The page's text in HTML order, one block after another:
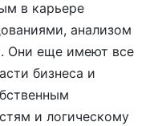
в карьере
анализом
Они еще имеют все
бизнеса и
и логическому